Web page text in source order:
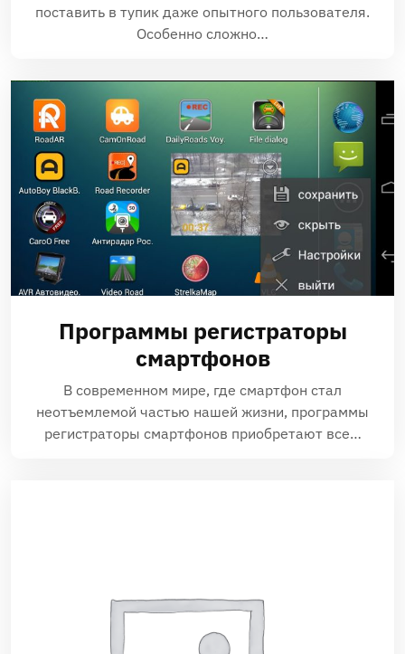
поставить в тупик даже опытного пользователя.
Особенно сложно…
Программы регистраторы
смартфонов
В современном мире‚ где смартфон стал
неотъемлемой частью нашей жизни‚ программы
регистраторы смартфонов приобретают все…